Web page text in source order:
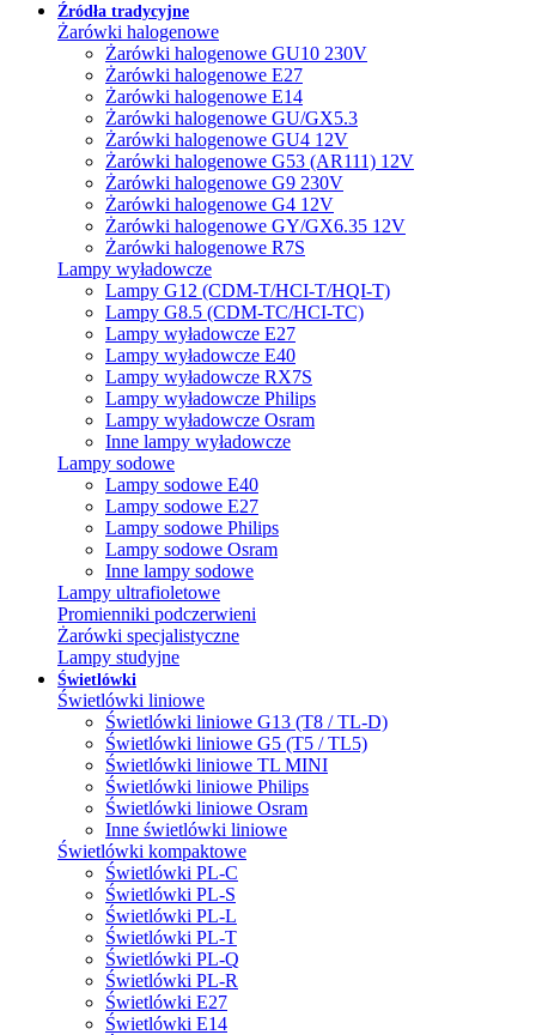
Źródła tradycyjne
Żarówki halogenowe
Żarówki halogenowe GU10 230V
Żarówki halogenowe E27
Żarówki halogenowe E14
Żarówki halogenowe GU/GX5.3
Żarówki halogenowe GU4 12V
Żarówki halogenowe G53 (AR111) 12V
Żarówki halogenowe G9 230V
Żarówki halogenowe G4 12V
Żarówki halogenowe GY/GX6.35 12V
Żarówki halogenowe R7S
Lampy wyładowcze
Lampy G12 (CDM-T/HCI-T/HQI-T)
Lampy G8.5 (CDM-TC/HCI-TC)
Lampy wyładowcze E27
Lampy wyładowcze E40
Lampy wyładowcze RX7S
Lampy wyładowcze Philips
Lampy wyładowcze Osram
Inne lampy wyładowcze
Lampy sodowe
Lampy sodowe E40
Lampy sodowe E27
Lampy sodowe Philips
Lampy sodowe Osram
Inne lampy sodowe
Lampy ultrafioletowe
Promienniki podczerwieni
Żarówki specjalistyczne
Lampy studyjne
Świetlówki
Świetlówki liniowe
Świetlówki liniowe G13 (T8 / TL-D)
Świetlówki liniowe G5 (T5 / TL5)
Świetlówki liniowe TL MINI
Świetlówki liniowe Philips
Świetlówki liniowe Osram
Inne świetlówki liniowe
Świetlówki kompaktowe
Świetlówki PL-C
Świetlówki PL-S
Świetlówki PL-L
Świetlówki PL-T
Świetlówki PL-Q
Świetlówki PL-R
Świetlówki E27
Świetlówki E14